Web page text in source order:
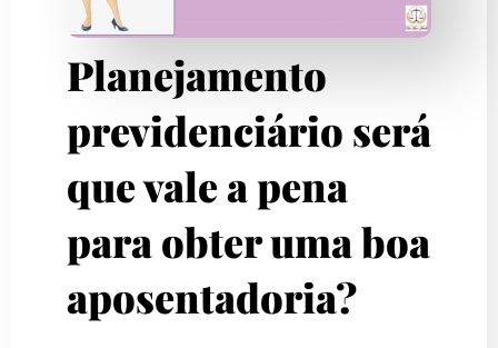
Planejamento
previdenciário será
que vale a pena
para obter uma boa
aposentadoria?